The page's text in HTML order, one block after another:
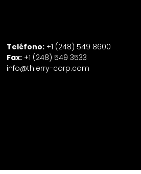
Teléfono: +1 (248) 549 8600
Fax: +1 (248) 549 3533
info@thierry-corp.com